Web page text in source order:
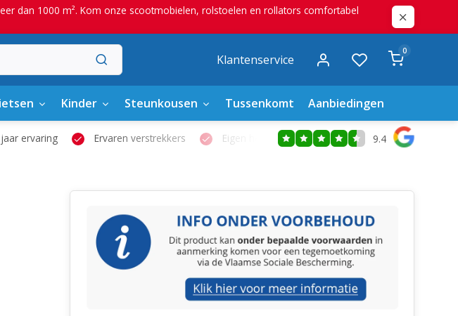
dan 1000 m². Kom onze scootmobielen, rolstoelen en rollators comfortabel
Klantenservice
0
Kinder Steunkousen Tussenkomt Aanbiedingen
Ervaren verstrekkers Eigen hersteldienst 9.4